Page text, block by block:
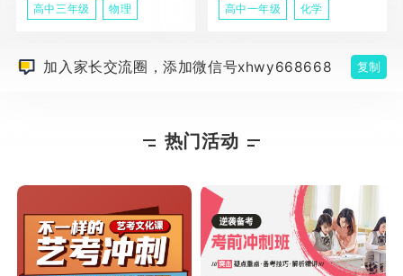
高中三年级 物理 高中一年级 化学
加入家长交流圈，添加微信号xhwy668668 复制
热门活动